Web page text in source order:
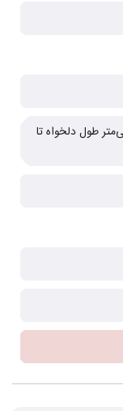
الی 200 میلی‌متر طول دلخواه تا